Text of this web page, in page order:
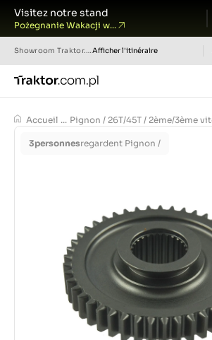
Visitez notre stand
Pożegnanie Wakacji w...
Showroom Traktor.com.pl Afficher l'itinéraire
Accueil ... Pignon / 26T/45T / 2ème/3ème
3personnesregardent Pignon /